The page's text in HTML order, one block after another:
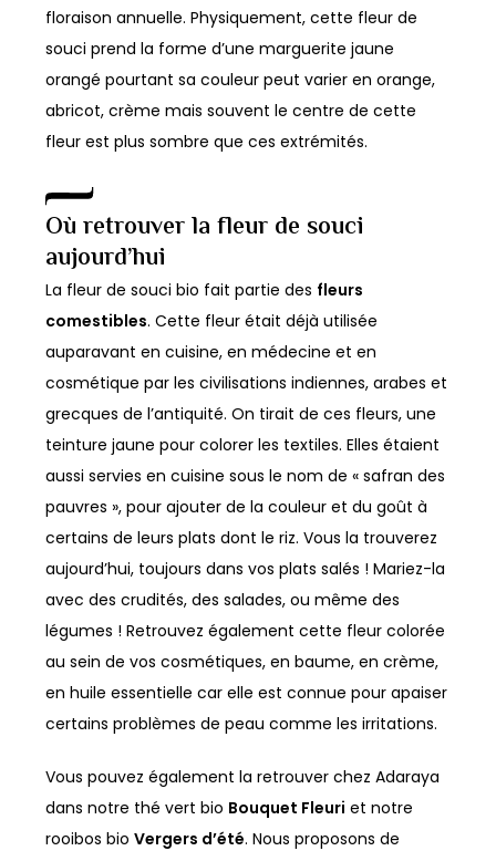
floraison annuelle. Physiquement, cette fleur de
souci prend la forme d’une marguerite jaune
orangé pourtant sa couleur peut varier en orange,
abricot, crème mais souvent le centre de cette
fleur est plus sombre que ces extrémités.
Où retrouver la fleur de souci
aujourd’hui
La fleur de souci bio fait partie des fleurs
comestibles. Cette fleur était déjà utilisée
auparavant en cuisine, en médecine et en
cosmétique par les civilisations indiennes, arabes et
grecques de l’antiquité. On tirait de ces fleurs, une
teinture jaune pour colorer les textiles. Elles étaient
aussi servies en cuisine sous le nom de « safran des
pauvres », pour ajouter de la couleur et du goût à
certains de leurs plats dont le riz. Vous la trouverez
aujourd’hui, toujours dans vos plats salés ! Mariez-la
avec des crudités, des salades, ou même des
légumes ! Retrouvez également cette fleur colorée
au sein de vos cosmétiques, en baume, en crème,
en huile essentielle car elle est connue pour apaiser
certains problèmes de peau comme les irritations.
Vous pouvez également la retrouver chez Adaraya
dans notre thé vert bio Bouquet Fleuri et notre
rooibos bioVergers d’été. Nous proposons de